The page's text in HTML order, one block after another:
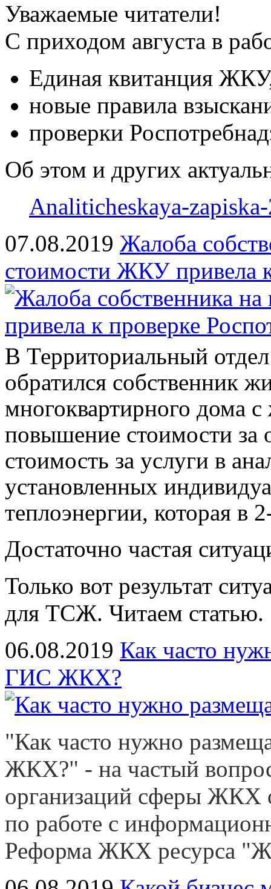
Уважаемые читатели!
С приходом августа в
Единая квитанция
новые правила
проверки
Об этом и других
Analiticheskaya-
07.08.2019 Жалоба
стоимости ЖКУ привела
В Территориальный
обратился собственник
многоквартирного дома
повышение стоимости за
стоимость за услуги в
установленных
теплоэнергии, которая в
Достаточно частая
Только вот результат
для ТСЖ. Читаем статью.
06.08.2019 Как часто
ГИС ЖКХ?
"Как часто нужно
ЖКХ?" - на частый
организаций сферы ЖКХ
по работе с
Реформа ЖКХ ресурса